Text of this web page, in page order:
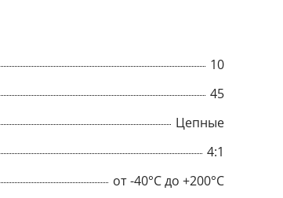
10
45
Цепные
4:1
от -40°C до +200°C